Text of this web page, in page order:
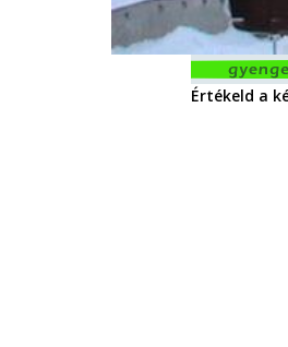
Értékeld a